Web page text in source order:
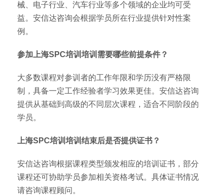
械、电子行业、汽车行业等多个领域的企业均可受
益。安信达咨询会根据学员所在行业提供针对性案
例。
参加上海SPC培训培训需要哪些前提条件？
大多数课程对参训者的工作年限和学历没有严格限
制，具备一定工作经验者学习效果更佳。安信达咨询
提供从基础到高级的不同层次课程，适合不同阶段的
学员。
上海SPC培训培训结束后是否提供证书？
安信达咨询根据课程类型颁发相应的培训证书，部分
课程还可协助学员参加相关资格考试。具体证书情况
请咨询课程顾问。